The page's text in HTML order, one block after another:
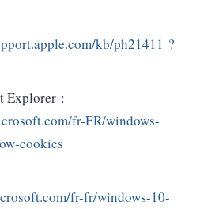
kb/ph21411 ?
Explorer :
fr-FR/windows-
cookies
fr-fr/windows-10-